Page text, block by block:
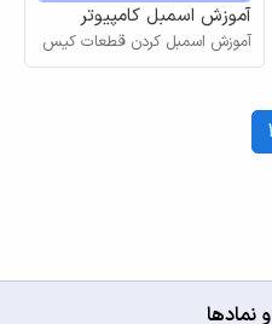
آموزش اسمبل کامپیوتر
بخش سوم پایانی
آموزش اسمبل کردن قطعات کیس
کامپیوتر
1
نمادها